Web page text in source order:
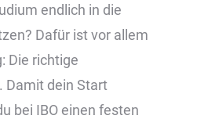
endlich in die
Dafür ist vor allem
Die richtige
Damit dein Start
bei IBO einen festen